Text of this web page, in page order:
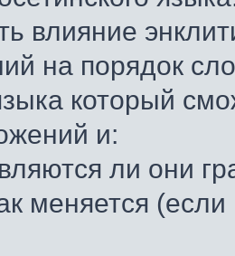
влияние
на порядок
который
и:
ли они
меняется